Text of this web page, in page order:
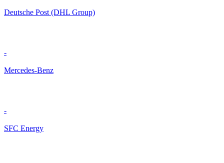
Deutsche Post (DHL Group)
-
Mercedes-Benz
-
SFC Energy